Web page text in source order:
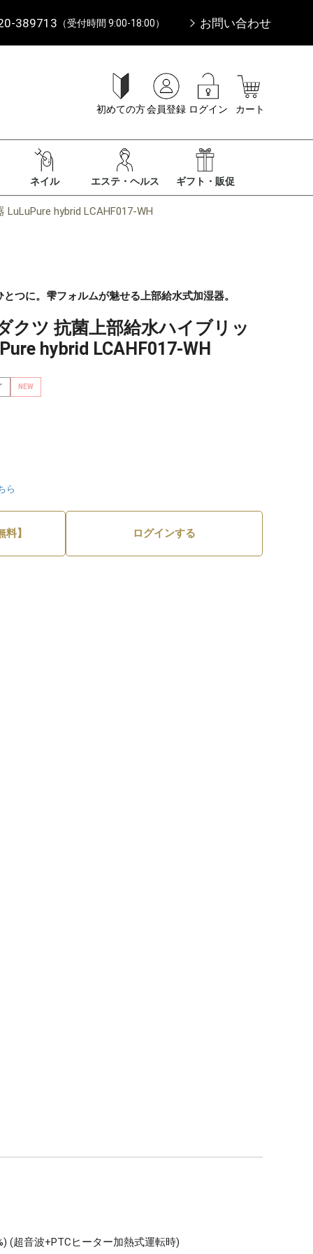
389713 （受付時間 9:00-18:00） お問い合わせ
初めての方会員登録 ログイン カート
ネイル エステ・ヘルス ギフト・販促
hybrid LCAHF017-WH
つに。雫フォルムが魅せる上部給水式加湿器。
クツ 抗菌上部給水ハイブリッ
hybrid LCAHF017-WH
NEW
ら
】 ログインする
(超音波+PTCヒーター加熱式運転時)